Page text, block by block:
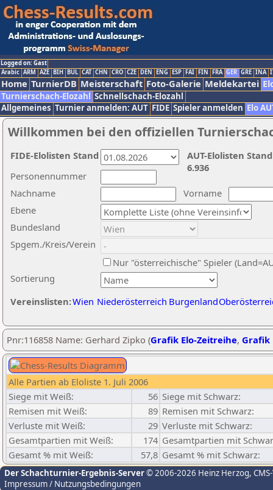
Logged on: Gast
Arabic ARM AZE BIH BUL CAT CHN CRO CZE DEN ENG ESP FAI FIN FRA GER GRE INA
Home TurnierDB Meisterschaft Foto-Galerie Meldekartei
Turnierschach-Elozahl Schnellschach-Elozahl
Allgemeines Turnier anmelden: AUT FIDE Spieler anmelden Elo
Willkommen bei den offiziellen
Nachname
Vorname
Ebene
Sortierung
Personennummer
Bundesland
Spgem./Kreis/Verein
Nur "österreichische" Spieler
Vereinslisten:Wien Niederösterreich Burgenland
AUT-Elolisten
6.936
FIDE-Elolisten Stand
Pnr:116858 Name: Gerhard Zipko (Grafik Elo-Zeitreihe, Grafik
Alle Partien ab Eloliste 1. Juli 2006
Siege mit Weiß:
56 Siege mit Schwarz:
Remisen mit Weiß:
89 Remisen mit Schwarz:
Verluste mit Weiß:
29 Verluste mit Schwarz:
Gesamtpartien mit Weiß:
174 Gesamtpartien mit
Gesamt % mit Weiß:
57,8 Gesamt % mit Schwarz:
Der Schachturnier-Ergebnis-Server© 2006-2026 Heinz Herzog,
Impressum / Nutzungsbedingungen